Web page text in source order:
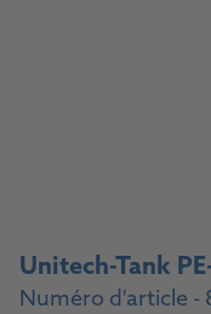
Unitech-Tank
Numéro d'article -